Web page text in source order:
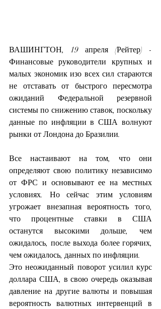
ВАШИНГТОН, 19 апреля (Рейтер) -
Финансовые руководители крупных и
малых экономик изо всех сил стараются
не отставать от быстрого пересмотра
ожиданий Федеральной резервной
системы по снижению ставок, поскольку
данные по инфляции в США волнуют
рынки от Лондона до Бразилии.
Все настаивают на том, что они
определяют свою политику независимо
от ФРС и основывают ее на местных
условиях. Но сейчас этим условиям
угрожает внезапная вероятность того,
что процентные ставки в США
останутся высокими дольше, чем
ожидалось, после выхода более горячих,
чем ожидалось, данных по инфляции.
Это неожиданный поворот усилил курс
доллара США, в свою очередь оказывая
давление на другие валюты и повышая
вероятность валютных интервенций в